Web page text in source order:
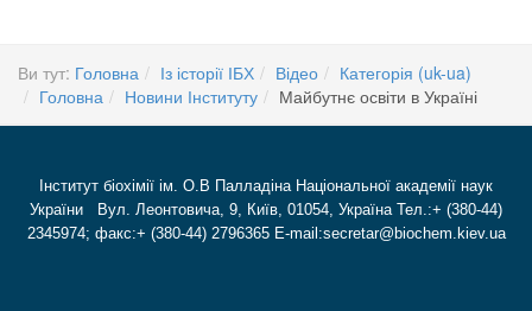
Ви тут: Головна Із історії ІБХ Відео
Категорія (uk-ua)
Головна
Новини Інституту Майбутнє освіти в Україні
Інститут біохімії ім. О.В Палладіна Національної академії наук
України Вул. Леонтовича, 9, Київ, 01054, Україна Тел.:+ (380-44)
2345974; факс:+ (380-44) 2796365 E-mail:secretar@biochem.kiev.ua